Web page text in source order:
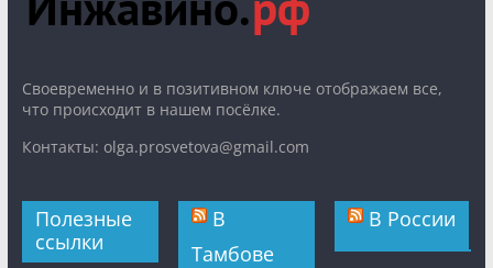
Cвоевременно и в позитивном ключе отображаем все,
что происходит в нашем посёлке.
Контакты: olga.prosvetova@gmail.com
Полезные
ссылки
В
Тамбове
В России